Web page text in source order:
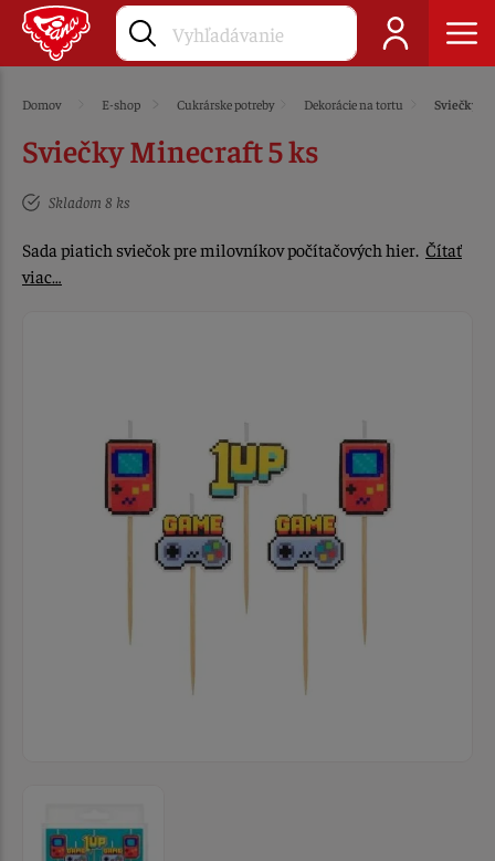
Domov E-shop Cukrárske potreby Dekorácie na tortu Sviečky
Sviečky Minecraft 5 ks
Skladom 8 ks
Sada piatich sviečok pre milovníkov počítačových hier. Čítať
viac…